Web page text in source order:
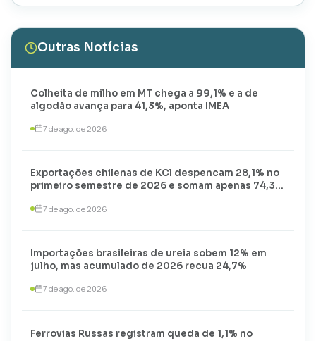
Outras Notícias
Colheita de milho em MT chega a 99,1% e a de
algodão avança para 41,3%, aponta IMEA
7 de ago. de 2026
Exportações chilenas de KCl despencam 28,1% no
primeiro semestre de 2026 e somam apenas 74,3
7 de ago. de 2026
Importações brasileiras de ureia sobem 12% em
julho, mas acumulado de 2026 recua 24,7%
7 de ago. de 2026
Ferrovias Russas registram queda de 1,1% no